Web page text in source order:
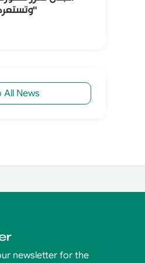
وتستعرض "تخصّصات المستقبل"
All News
newsletter for the